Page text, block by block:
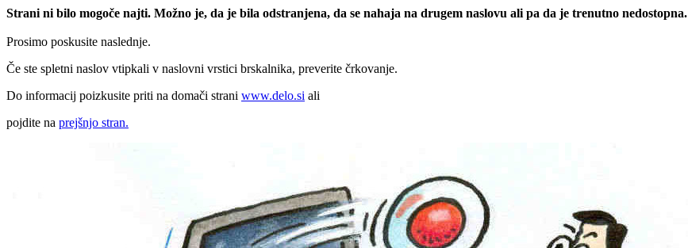
Strani ni bilo mogoče najti. Možno je, da je bila odstranjena, da se nahaja na drugem naslovu ali pa da je trenutno nedostopna.
Prosimo poskusite naslednje.
Če ste spletni naslov vtipkali v naslovni vrstici brskalnika, preverite črkovanje.
Do informacij poizkusite priti na domači strani www.delo.si ali
pojdite na prejšnjo stran.